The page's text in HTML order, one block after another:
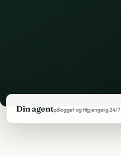
Din agentpålogget og tilgjengelig 24/7